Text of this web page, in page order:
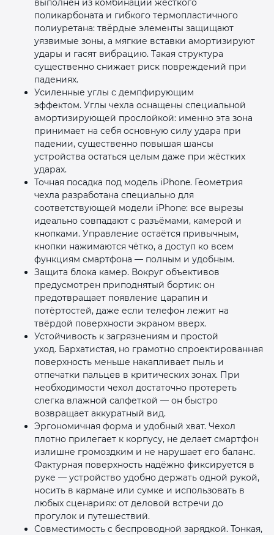
выполнен из комбинации жёсткого
поликарбоната и гибкого термопластичного
полиуретана: твёрдые элементы защищают
уязвимые зоны, а мягкие вставки амортизируют
удары и гасят вибрацию. Такая структура
существенно снижает риск повреждений при
падениях.
Усиленные углы с демпфирующим
эффектом. Углы чехла оснащены специальной
амортизирующей прослойкой: именно эта зона
принимает на себя основную силу удара при
падении, существенно повышая шансы
устройства остаться целым даже при жёстких
ударах.
Точная посадка под модель iPhone. Геометрия
чехла разработана специально для
соответствующей модели iPhone: все вырезы
идеально совпадают с разъёмами, камерой и
кнопками. Управление остаётся привычным,
кнопки нажимаются чётко, а доступ ко всем
функциям смартфона — полным и удобным.
Защита блока камер. Вокруг объективов
предусмотрен приподнятый бортик: он
предотвращает появление царапин и
потёртостей, даже если телефон лежит на
твёрдой поверхности экраном вверх.
Устойчивость к загрязнениям и простой
уход. Бархатистая, но грамотно спроектированная
поверхность меньше накапливает пыль и
отпечатки пальцев в критических зонах. При
необходимости чехол достаточно протереть
слегка влажной салфеткой — он быстро
возвращает аккуратный вид.
Эргономичная форма и удобный хват. Чехол
плотно прилегает к корпусу, не делает смартфон
излишне громоздким и не нарушает его баланс.
Фактурная поверхность надёжно фиксируется в
руке — устройство удобно держать одной рукой,
носить в кармане или сумке и использовать в
любых сценариях: от деловой встречи до
прогулок и путешествий.
Совместимость с беспроводной зарядкой. Тонкая,